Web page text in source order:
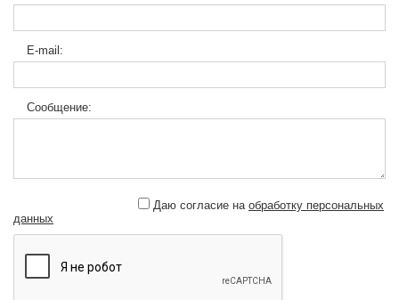
E-mail:
Сообщение:
Даю согласие на обработку персональных
данных